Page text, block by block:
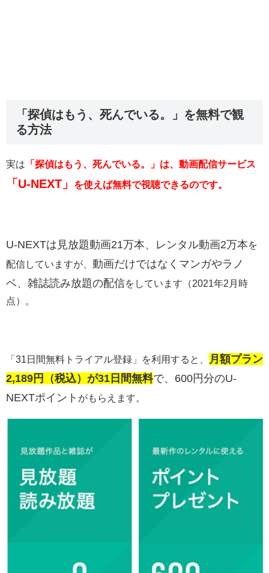
「探偵はもう、死んでいる。」を無料で観
る方法
実は 「探偵はもう、死んでいる。」は、動画配信サービス
「U-NEXT」 を使えば無料で視聴できるのです。
U-NEXTは 見放題動画21万本、レンタル動画2万本を
配信していますが、 動画だけではなくマンガやラノ
ベ、雑誌読み放題の配信をしています（2021年2月時
点）。
「31日間無料トライアル登録」を利用すると、
月額プラン
2,189円（税込）が31日間無料で、600円分のU-
NEXTポイント がもらえます。